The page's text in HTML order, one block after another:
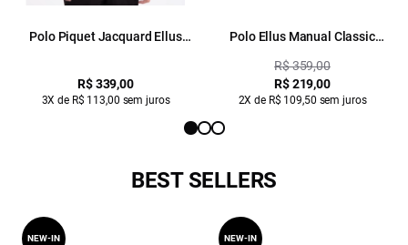
Polo Piquet Jacquard Ellus
R$ 339,00
3X de R$ 113,00 sem juros
Polo Ellus Manual Classic
R$ 359,00
R$ 219,00
2X de R$ 109,50 sem juros
BEST SELLERS
NEW-IN NEW-IN